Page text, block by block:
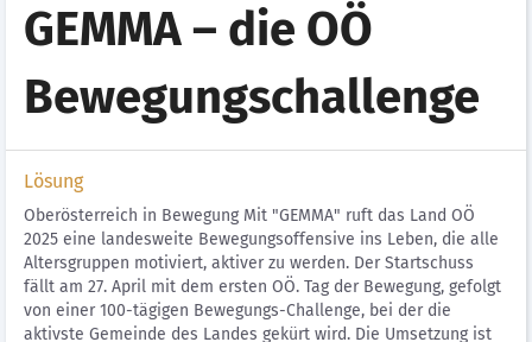
GEMMA – die OÖ
Bewegungschallenge
Lösung
Oberösterreich in Bewegung Mit "GEMMA" ruft das Land OÖ
2025 eine landesweite Bewegungsoffensive ins Leben, die alle
Altersgruppen motiviert, aktiver zu werden. Der Startschuss
fällt am 27. April mit dem ersten OÖ. Tag der Bewegung, gefolgt
von einer 100-tägigen Bewegungs-Challenge, bei der die
aktivste Gemeinde des Landes gekürt wird. Die Umsetzung ist